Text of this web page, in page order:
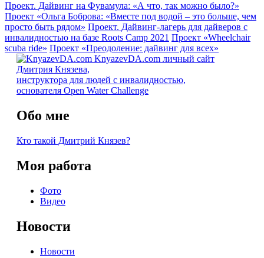
Проект. Дайвинг на Фувамула: «А что, так можно было?»
Проект «Ольга Боброва: «Вместе под водой – это больше, чем
просто быть рядом» Проект. Дайвинг-лагерь для дайверов с
инвалидностью на базе Roots Camp 2021 Проект «Wheelchair
scuba ride» Проект «Преодоление: дайвинг для всех»
KnyazevDA.com личный сайт
Дмитрия Князева,
инструктора для людей с инвалидностью,
основателя Open Water Challenge
Обо мне
Кто такой Дмитрий Князев?
Моя работа
Фото
Видео
Новости
Новости